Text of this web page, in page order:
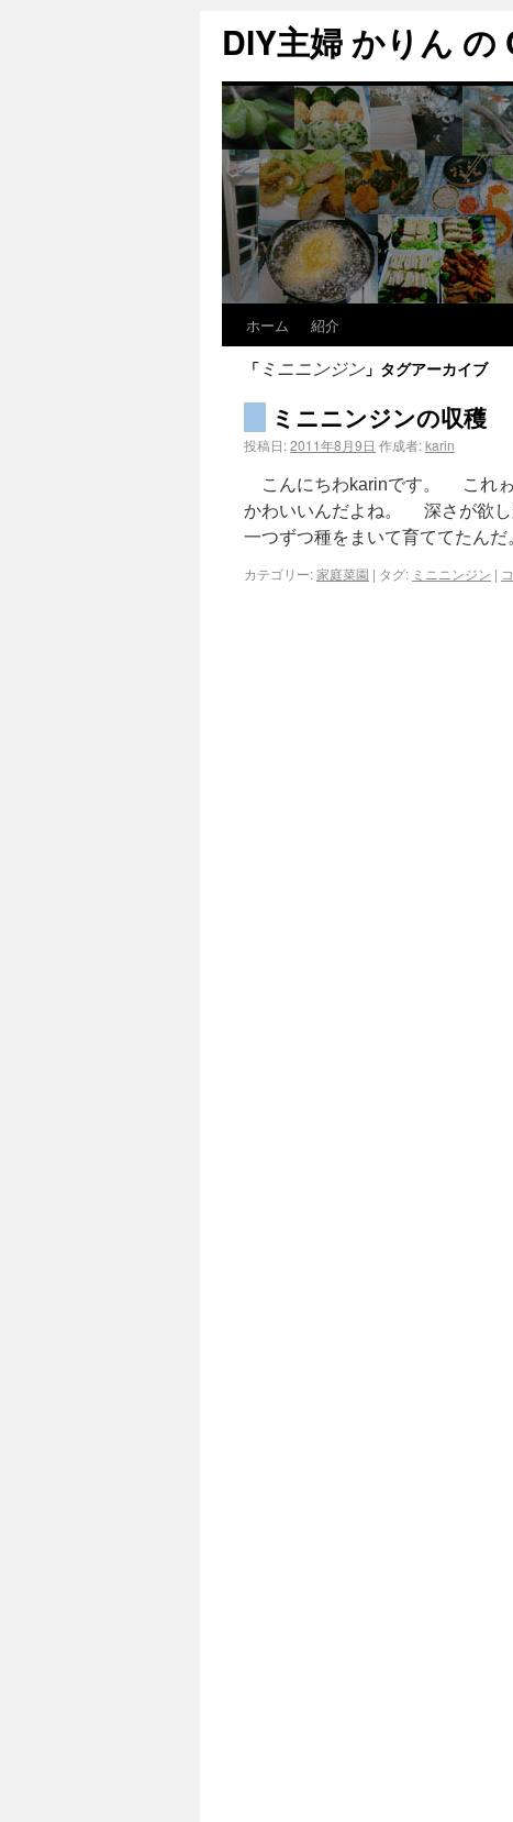
DIY主婦 かりん
ホーム 紹介
「 ミニニンジン」タグアーカイブ
ミニニンジンの収穫
投稿日:2011年8月9日 作成者:karin
こんにちわkarinです。 これ
かわいいんだよね。 深さが欲し
一つずつ種をまいて育ててたん
カテゴリー:家庭菜園 | タグ: ミニニンジン |